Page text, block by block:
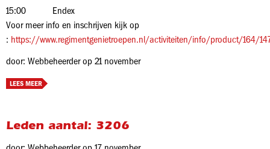
15:00 Endex
Voor meer info en inschrijven kijk op
: https://www.regimentgenietroepen.nl/activiteiten/info/product/164/
door: Webbeheerder op 21 november
LEES MEER
Leden aantal: 3206